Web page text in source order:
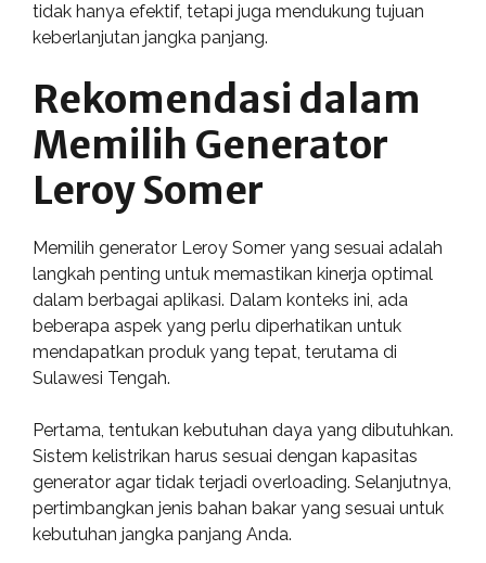
tidak hanya efektif, tetapi juga mendukung tujuan
keberlanjutan jangka panjang.
Rekomendasi dalam
Memilih Generator
Leroy Somer
Memilih generator Leroy Somer yang sesuai adalah
langkah penting untuk memastikan kinerja optimal
dalam berbagai aplikasi. Dalam konteks ini, ada
beberapa aspek yang perlu diperhatikan untuk
mendapatkan produk yang tepat, terutama di
Sulawesi Tengah.
Pertama, tentukan kebutuhan daya yang dibutuhkan.
Sistem kelistrikan harus sesuai dengan kapasitas
generator agar tidak terjadi overloading. Selanjutnya,
pertimbangkan jenis bahan bakar yang sesuai untuk
kebutuhan jangka panjang Anda.